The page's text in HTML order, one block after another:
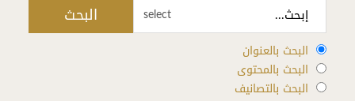
select البحث
البحث بالعنوان
البحث بالمحتوى
البحث بالتصانيف